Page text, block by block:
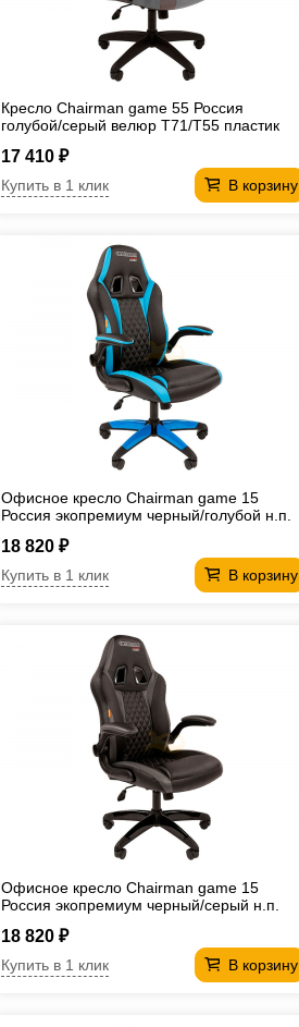
Кресло Chairman game 55 Россия
голубой/серый велюр Т71/Т55 пластик
17 410 ₽
В корзину
Купить в 1 клик
Офисное кресло Chairman game 15
Россия экопремиум черный/голубой н.п.
18 820 ₽
В корзину
Купить в 1 клик
Офисное кресло Chairman game 15
Россия экопремиум черный/серый н.п.
18 820 ₽
В корзину
Купить в 1 клик